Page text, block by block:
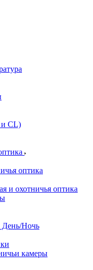
и CL)
оптика
и охотничья оптика
Ночь
камеры